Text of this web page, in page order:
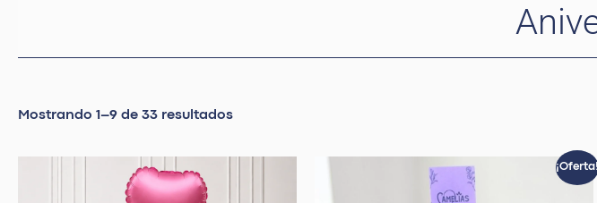
Mostrando 1–9 de 33 resultados
precio
original